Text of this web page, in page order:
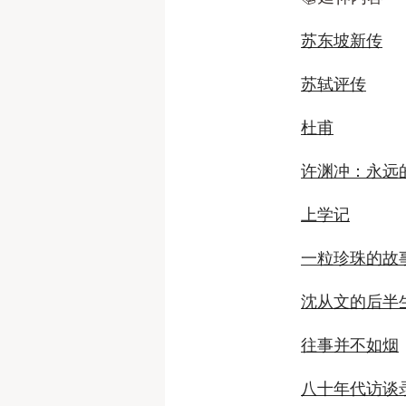
苏东坡新传
苏轼评传
杜甫
许渊冲：永远
上学记
一粒珍珠的故
沈从文的后半
往事并不如烟
八十年代访谈